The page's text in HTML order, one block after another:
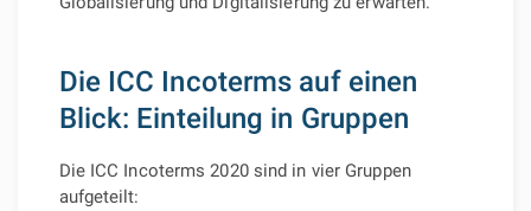
Die ICC Incoterms auf einen
Blick: Einteilung in Gruppen
Die ICC Incoterms 2020 sind in vier Gruppen
aufgeteilt: